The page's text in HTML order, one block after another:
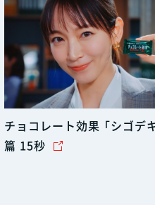
チョコレート効果 「シゴデ
篇 15秒